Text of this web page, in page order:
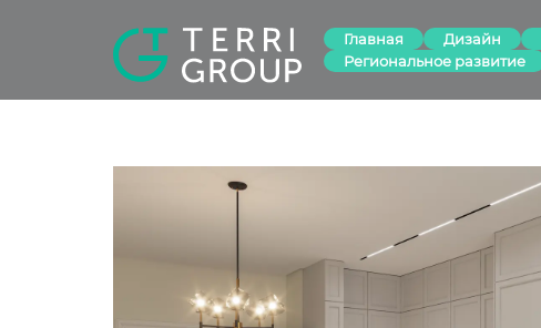
Главная Дизайн
Региональное развитие